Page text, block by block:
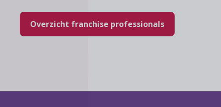
Overzicht franchise professionals